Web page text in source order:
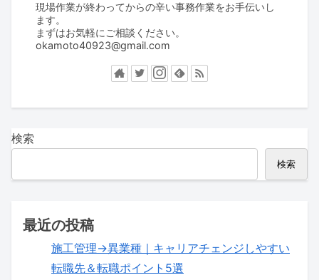
現場作業が終わってからの辛い事務作業をお手伝いし
ます。
まずはお気軽にご相談ください。
okamoto40923@gmail.com
検索
検索
最近の投稿
施工管理→異業種｜キャリアチェンジしやすい
転職先＆転職ポイント5選